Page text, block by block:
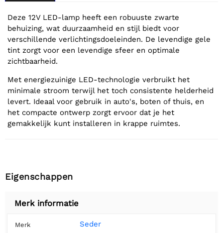
Deze 12V LED-lamp heeft een robuuste zwarte
behuizing, wat duurzaamheid en stijl biedt voor
verschillende verlichtingsdoeleinden. De levendige gele
tint zorgt voor een levendige sfeer en optimale
zichtbaarheid.
Met energiezuinige LED-technologie verbruikt het
minimale stroom terwijl het toch consistente helderheid
levert. Ideaal voor gebruik in auto's, boten of thuis, en
het compacte ontwerp zorgt ervoor dat je het
gemakkelijk kunt installeren in krappe ruimtes.
Eigenschappen
Merk informatie
Merk Seder